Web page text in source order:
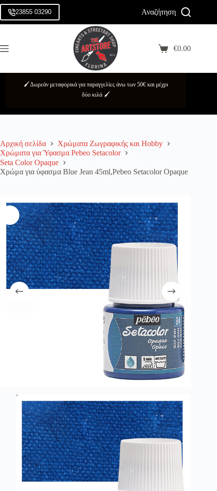
Μετάβαση
στο
περιεχόμενο
results
Προσφορές
Σχετικά
Login
Username or Email Address
Κωδικός πρόσβασης
Forgot Password?
Username
Email
Τα προσωπικά σας δεδομένα χρησιμοποιούνται για την ορθή
λειτουργία του site. Διαβάστε περισσότερα στοπολιτική απορρήτου
Register
Username or Email Address
23855 03290 Αναζήτηση
Καλάθι
€0.00
🖌️ Δωρεάν μεταφορικά για παραγγελίες άνω των 50€ και μέχρι
δύο κιλά 🖌️
Αρχική σελίδα
Χρώματα Ζωγραφικής και Hobby
Χρώματα για Ύφασμα Pebeo Setacolor
Seta Color Opaque
Χρώμα για ύφασμα Blue Jean 45ml,Pebeo Setacolor Opaque